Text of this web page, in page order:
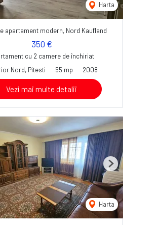
Harta
apartament modern, Nord Kaufland
350 €
cu 2 camere de închiriat
Nord, Pitesti
55 mp 2008
Vezi mai multe detalii
Harta
Next